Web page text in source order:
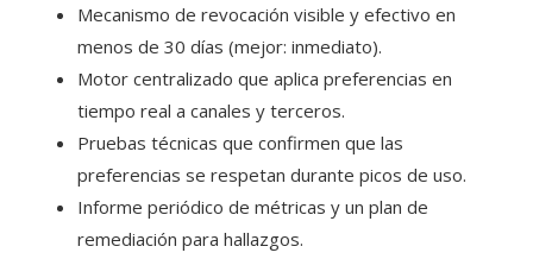
Mecanismo de revocación visible y efectivo en
menos de 30 días (mejor: inmediato).
Motor centralizado que aplica preferencias en
tiempo real a canales y terceros.
Pruebas técnicas que confirmen que las
preferencias se respetan durante picos de uso.
Informe periódico de métricas y un plan de
remediación para hallazgos.